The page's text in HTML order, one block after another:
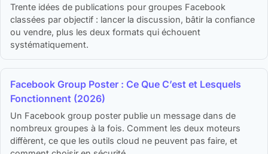
Trente idées de publications pour groupes Facebook
classées par objectif : lancer la discussion, bâtir la confiance
ou vendre, plus les deux formats qui échouent
systématiquement.
Facebook Group Poster : Ce Que C’est et Lesquels
Fonctionnent (2026)
Un Facebook group poster publie un message dans de
nombreux groupes à la fois. Comment les deux moteurs
diffèrent, ce que les outils cloud ne peuvent pas faire, et